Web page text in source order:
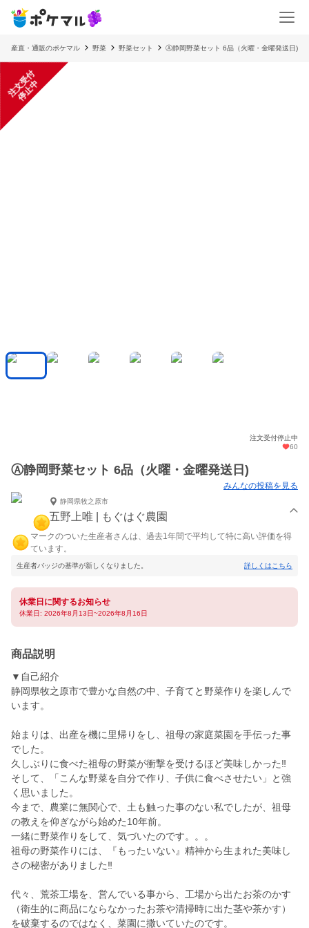
産直・通販のポケマル 野菜 野菜セット Ⓐ静岡野菜セット 6品（火曜・金曜発送日)
注
文
受
付
停
止
中
注文受付停止中
60
Ⓐ静岡野菜セット 6品（火曜・金曜発送日)
みんなの投稿を見る
静岡県牧之原市
五野上唯 | もぐはぐ農園
マークのついた生産者さんは、過去1年間で平均して特に高い評価を得
ています。
生産者バッジの基準が新しくなりました。 詳しくはこちら
休業日に関するお知らせ
休業日: 2026年8月13日~2026年8月16日
商品説明
▼自己紹介
静岡県牧之原市で豊かな自然の中、子育てと野菜作りを楽しんで
います。
始まりは、出産を機に里帰りをし、祖母の家庭菜園を手伝った事
でした。
久しぶりに食べた祖母の野菜が衝撃を受けるほど美味しかった‼
そして、「こんな野菜を自分で作り、子供に食べさせたい」と強
く思いました。
今まで、農業に無関心で、土も触った事のない私でしたが、祖母
の教えを仰ぎながら始めた10年前。
一緒に野菜作りをして、気づいたのです。。。
祖母の野菜作りには、『もったいない』精神から生まれた美味し
さの秘密がありました‼
代々、荒茶工場を、営んでいる事から、工場から出たお茶のかす
（衛生的に商品にならなかったお茶や清掃時に出た茎や茶かす）
を破棄するのではなく、菜園に撒いていたのです。